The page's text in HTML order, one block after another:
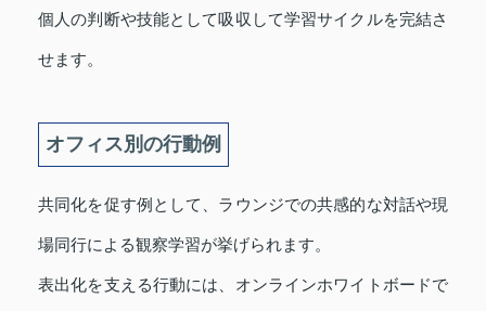
個人の判断や技能として吸収して学習サイクルを完結さ
せます。
オフィス別の行動例
共同化を促す例として、ラウンジでの共感的な対話や現
場同行による観察学習が挙げられます。
表出化を支える行動には、オンラインホワイトボードで